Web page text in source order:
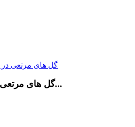
گل های مرتعی در ارتفاعات گر...